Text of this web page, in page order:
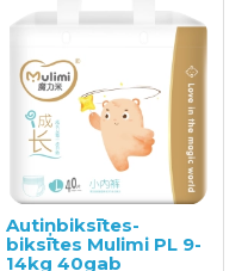
Autiņbiksītes-
biksītes Mulimi PL 9-
14kg 40gab